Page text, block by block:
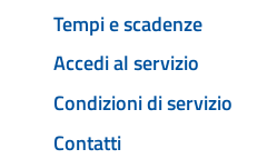
Tempi e scadenze
Accedi al servizio
Condizioni di servizio
Contatti